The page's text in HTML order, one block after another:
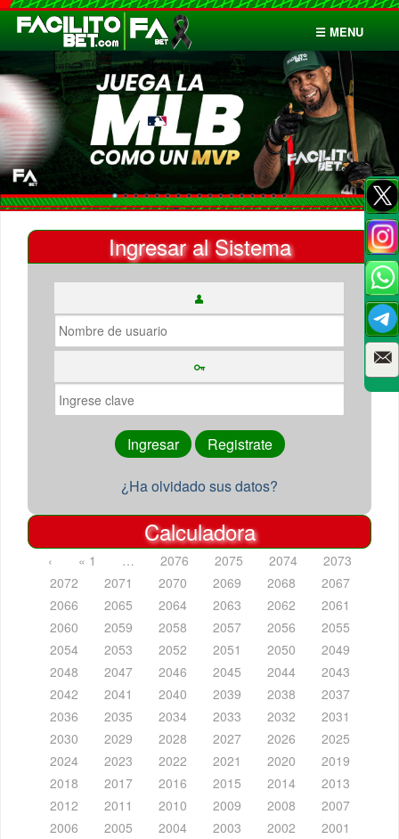
☰ MENU
Inicio
Apuestas
Cuentas
Ingresar al Sistema
¿Ha olvidado sus datos?
Calculadora
‹ « 1 … 2076 2075 2074
2073
2072
2071 2070 2069 2068
2067
2066
2065 2064 2063 2062
2061
2060
2059 2058 2057 2056
2055
2054
2053 2052 2051 2050
2049
2048
2047 2046 2045 2044
2043
2042
2041 2040 2039 2038
2037
2036
2035 2034 2033 2032
2031
2030
2029 2028 2027 2026
2025
2024
2023 2022 2021 2020
2019
2018
2017 2016 2015 2014
2013
2012
2011 2010 2009 2008
2007
2006
2005 2004 2003 2002
2001